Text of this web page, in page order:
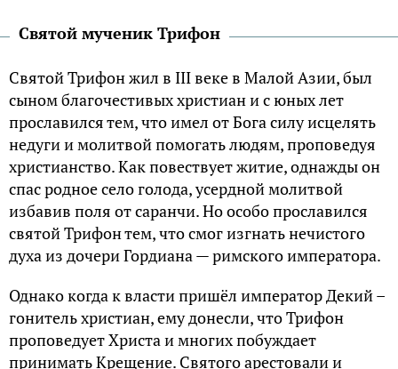
Святой мученик Трифон
Святой Трифон жил в III веке в Малой Азии, был
сыном благочестивых христиан и с юных лет
прославился тем, что имел от Бога силу исцелять
недуги и молитвой помогать людям, проповедуя
христианство. Как повествует житие, однажды он
спас родное село голода, усердной молитвой
избавив поля от саранчи. Но особо прославился
святой Трифон тем, что смог изгнать нечистого
духа из дочери Гордиана — римского императора.
Однако когда к власти пришёл император Декий –
гонитель христиан, ему донесли, что Трифон
проповедует Христа и многих побуждает
принимать Крещение. Святого арестовали и